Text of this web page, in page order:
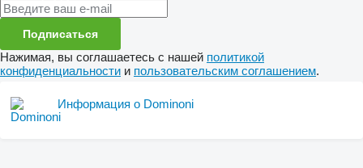
Подписаться
Нажимая, вы соглашаетесь с нашей политикой
конфиденциальности и пользовательским соглашением.
Информация о Dominoni